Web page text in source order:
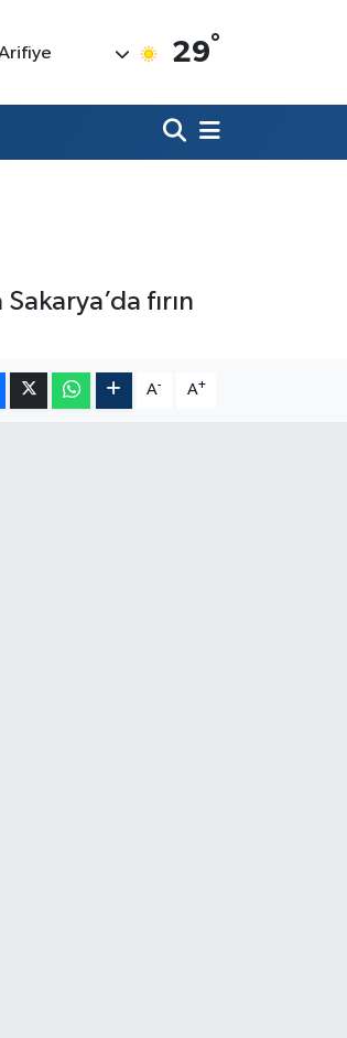
29°
fırın
A- A+